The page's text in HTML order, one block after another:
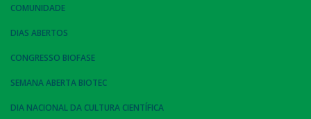
COMUNIDADE
DIAS ABERTOS
CONGRESSO BIOFASE
SEMANA ABERTA BIOTEC
DIA NACIONAL DA CULTURA CIENTÍFICA